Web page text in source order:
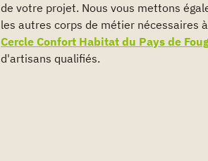
de votre projet. Nous vous mettons
les autres corps de métier nécessaires
Cercle Confort Habitat du Pays de
d'artisans qualifiés.